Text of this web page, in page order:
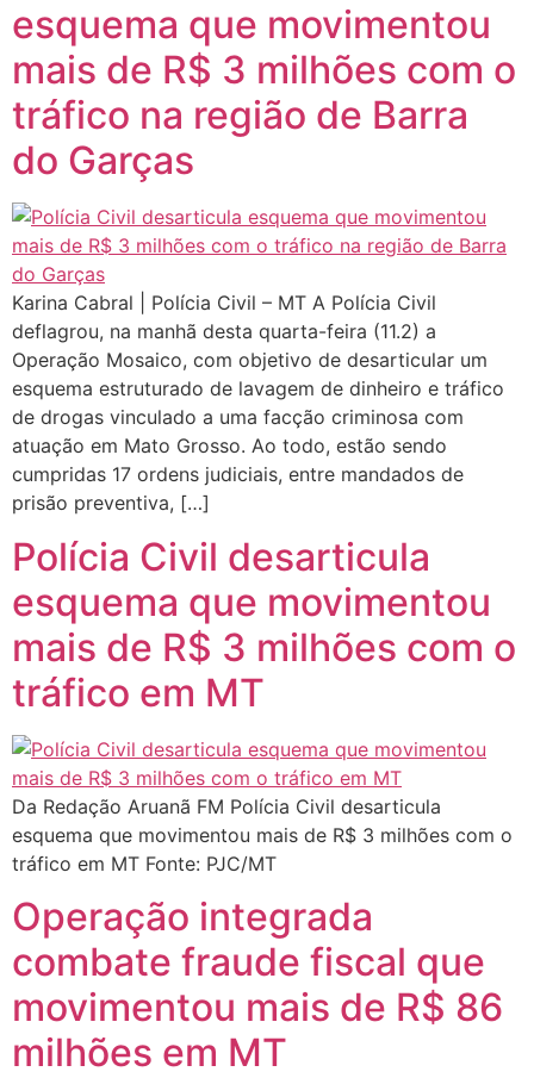
esquema que movimentou
mais de R$ 3 milhões com o
tráfico na região de Barra
do Garças
Karina Cabral | Polícia Civil – MT A Polícia Civil
deflagrou, na manhã desta quarta-feira (11.2) a
Operação Mosaico, com objetivo de desarticular um
esquema estruturado de lavagem de dinheiro e tráfico
de drogas vinculado a uma facção criminosa com
atuação em Mato Grosso. Ao todo, estão sendo
cumpridas 17 ordens judiciais, entre mandados de
prisão preventiva, […]
Polícia Civil desarticula
esquema que movimentou
mais de R$ 3 milhões com o
tráfico em MT
Da Redação Aruanã FM Polícia Civil desarticula
esquema que movimentou mais de R$ 3 milhões com o
tráfico em MT Fonte: PJC/MT
Operação integrada
combate fraude fiscal que
movimentou mais de R$ 86
milhões em MT